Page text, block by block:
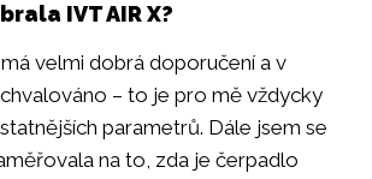
IVT AIR X?
velmi dobrá doporučení a v
– to je pro mě vždycky
parametrů. Dále jsem se
na to, zda je čerpadlo